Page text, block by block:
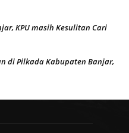
KPU masih Kesulitan Cari
di Pilkada Kabupaten Banjar,